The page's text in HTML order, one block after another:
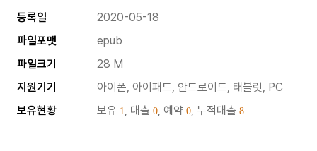
등록일
2020-05-18
파일포맷
epub
파일크기
28 M
지원기기
아이폰, 아이패드, 안드로이드, 태블릿, PC
보유현황
보유 1 , 대출 0 , 예약 0 , 누적대출 8